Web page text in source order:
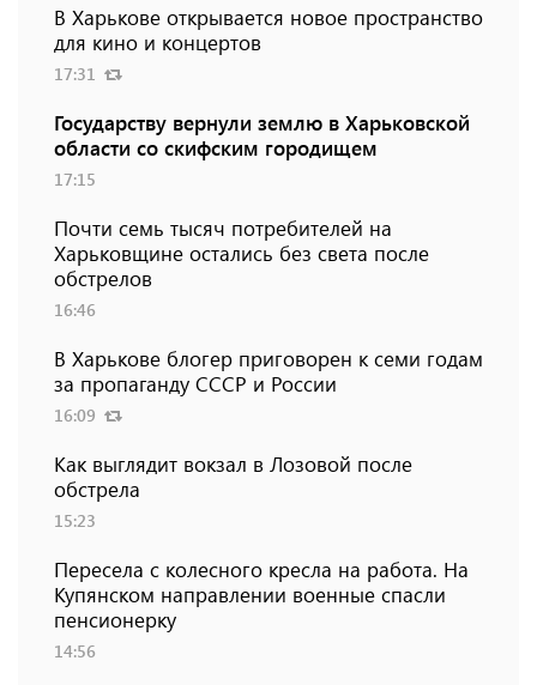
В Харькове открывается новое пространство
для кино и концертов
17:31
Государству вернули землю в Харьковской
области со скифским городищем
17:15
Почти семь тысяч потребителей на
Харьковщине остались без света после
обстрелов
16:46
В Харькове блогер приговорен к семи годам
за пропаганду СССР и России
16:09
Как выглядит вокзал в Лозовой после
обстрела
15:23
Пересела с колесного кресла на работа. На
Купянском направлении военные спасли
пенсионерку
14:56